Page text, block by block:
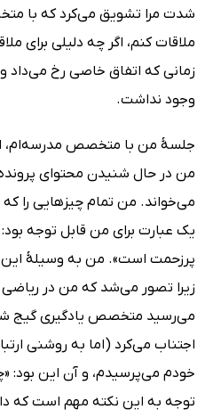
شدت مرا تشویق می‌کرد که با
ملاقات کنم، اگر چه دلیلی برای
زمانی که اتفاق خاصی رخ می‌داد
وجود نداشت.
جلسۀ من با متخصص مدرسه‌ام،
من در حال شنیدن محتوای
می‌خواند. من تمام چیزهایی را که
یک عبارت برای من قابل توجه
پرزحمت است». من به وسیلۀ
زیرا تصور می‌شد که من در
می‌رسید متخصص یادگیری گیج
اجتناب می‌کرد (اما به روشنی
خودم می‌پرسیدم، و آن این بود:
توجه به این نکته مهم است که